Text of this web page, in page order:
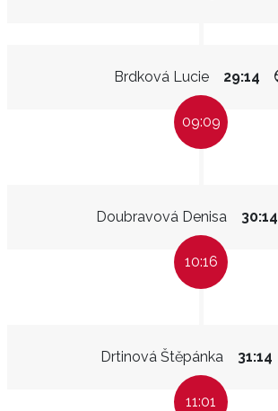
Brdková Lucie 29:14
09:09
Doubravová Denisa 30:14
10:16
Drtinová Štěpánka 31:14
11:01